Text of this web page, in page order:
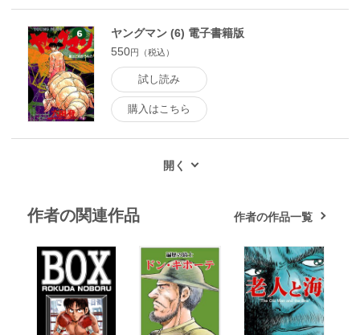
ヤングマン (6) 電子書籍版
550円（税込）
試し読み
購入はこちら
作者の関連作品 作者の作品一覧